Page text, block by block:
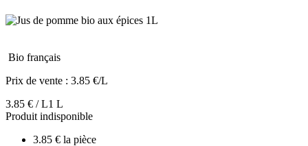
Bio français
Prix de vente : 3.85 €/L
3.85 € / L1 L
Produit indisponible
3.85 € la pièce